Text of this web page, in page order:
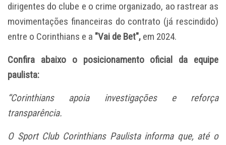
dirigentes do clube e o crime organizado, ao rastrear as
movimentações financeiras do contrato (já rescindido)
entre o Corinthians e a "Vai de Bet", em 2024.
Confira abaixo o posicionamento oficial da equipe
paulista:
“Corinthians apoia investigações e reforça
transparência.
O Sport Club Corinthians Paulista informa que, até o